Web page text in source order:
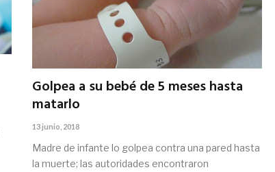
Golpea a su bebé de 5 meses hasta
matarlo
13 junio, 2018
Madre de infante lo golpea contra una pared hasta
la muerte; las autoridades encontraron